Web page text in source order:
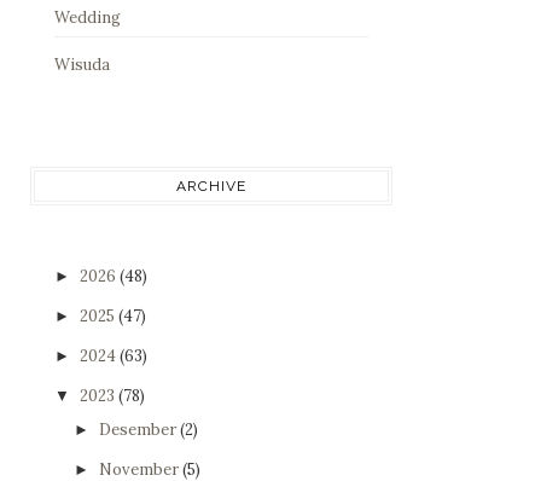
Wedding
Wisuda
ARCHIVE
► 2026 (48)
► 2025 (47)
► 2024(63)
▼ 2023 (78)
► Desember(2)
► November(5)